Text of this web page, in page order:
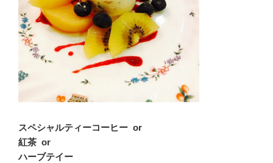
スペシャルティーコーヒー or
紅茶 or
ハーブテイー